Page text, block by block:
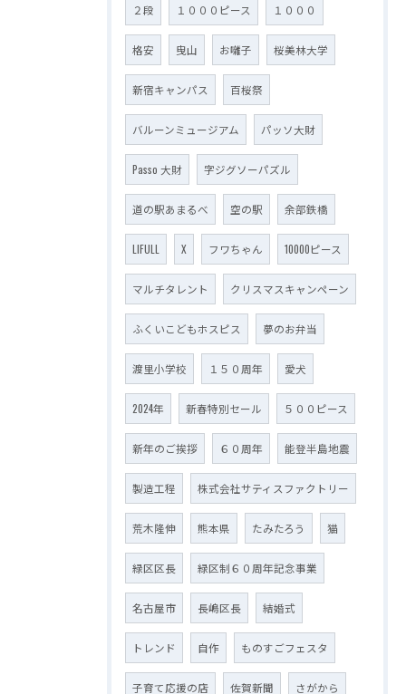
２段 １０００ピース １０００
格安 曳山 お囃子 桜美林大学
新宿キャンパス 百桜祭
バルーンミュージアム パッソ大財
Passo 大財 字ジグソーパズル
道の駅あまるべ 空の駅 余部鉄橋
LIFULL X フワちゃん 10000ピース
マルチタレント クリスマスキャンペーン
ふくいこどもホスピス 夢のお弁当
渡里小学校 １５０周年 愛犬
2024年 新春特別セール ５００ピース
新年のご挨拶 ６０周年 能登半島地震
製造工程 株式会社サティスファクトリー
荒木隆伸 熊本県 たみたろう 猫
緑区区長 緑区制６０周年記念事業
名古屋市 長嶋区長 結婚式
トレンド 自作 ものすごフェスタ
子育て応援の店 佐賀新聞 さがから